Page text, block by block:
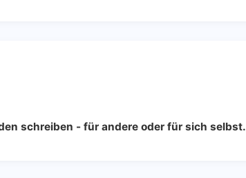
schreiben - für andere oder für sich selbst.